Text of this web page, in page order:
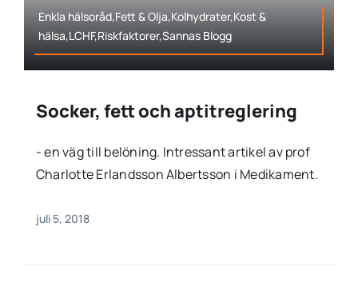
Enkla hälsoråd,Fett & Olja,Kolhydrater,Kost &
hälsa,LCHF,Riskfaktorer,Sannas Blogg
Socker, fett och aptitreglering
- en väg till belöning. Intressant artikel av prof
Charlotte Erlandsson Albertsson i Medikament.
juli 5, 2018